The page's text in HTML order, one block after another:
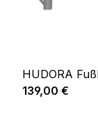
HUDORA
Regulärer
139,00 €